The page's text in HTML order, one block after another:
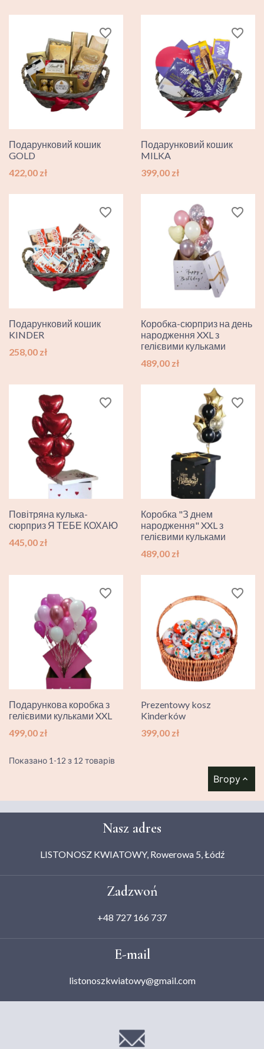
Подарунковий кошик
GOLD
Ціна
422,00 zł
favorite_border
Подарунковий кошик
MILKA
Ціна
399,00 zł
favorite_border
Подарунковий кошик
KINDER
Ціна
258,00 zł
favorite_border
Коробка-сюрприз на день
народження XXL з
гелієвими кульками
Ціна
489,00 zł
favorite_border
Повітряна кулька-
сюрприз Я ТЕБЕ КОХАЮ
Ціна
445,00 zł
favorite_border
Коробка "З днем ​​
народження" XXL з
гелієвими кульками
Ціна
489,00 zł
favorite_border
Подарункова коробка з
гелієвими кульками XXL
Ціна
499,00 zł
favorite_border
Prezentowy kosz
Kinderków
Ціна
399,00 zł
favorite_border
Показано 1-12 з 12 товарів
Вгору 
Nasz adres
LISTONOSZ KWIATOWY, Rowerowa 5, Łódź
Zadzwoń
+48 727 166 737
E-mail
listonoszkwiatowy@gmail.com